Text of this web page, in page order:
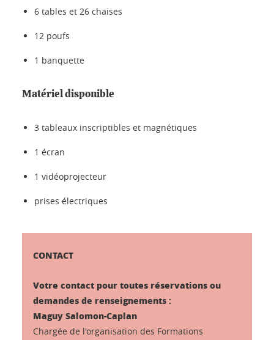
6 tables et 26 chaises
12 poufs
1 banquette
Matériel disponible
3 tableaux inscriptibles et magnétiques
1 écran
1 vidéoprojecteur
prises électriques
CONTACT
Votre contact pour toutes réservations ou
demandes de renseignements :
Maguy Salomon-Caplan
Chargée de l'organisation des Formations